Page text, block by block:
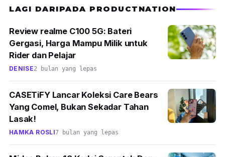
LAGI DARIPADA PRODUCTNATION
Review realme C100 5G: Bateri
Gergasi, Harga Mampu Milik untuk
Rider dan Pelajar
DENISE2 bulan yang lepas
CASETiFY Lancar Koleksi Care Bears
Yang Comel, Bukan Sekadar Tahan
Lasak!
HAMKA ROSLI7 bulan yang lepas